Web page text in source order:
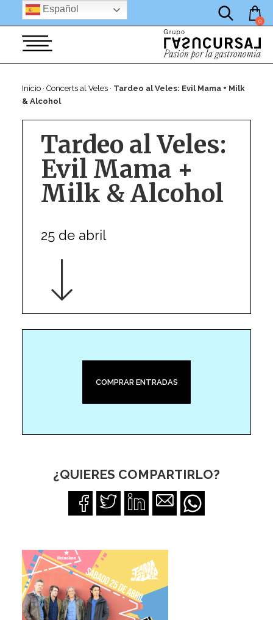
contenido
0
Inicio · Concerts al Veles · Tardeo al Veles: Evil Mama + Milk
& Alcohol
Tardeo al Veles:
Evil Mama +
Milk & Alcohol
25 de abril
COMPRAR ENTRADAS
¿QUIERES COMPARTIRLO?
Español